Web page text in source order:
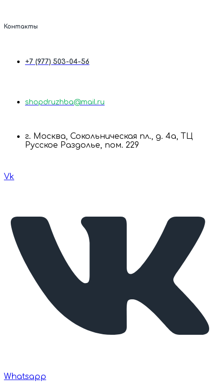
Контакты
+7 (977) 503-04-56
shopdruzhba@mail.ru
г. Москва, Сокольническая пл., д. 4а, ТЦ
Русское Раздолье, пом. 229
Vk
Whatsapp